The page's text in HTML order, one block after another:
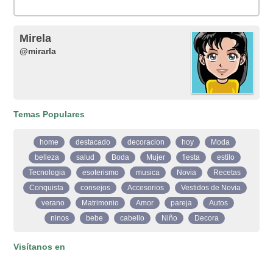
Mirela
@mirarla
Temas Populares
home destacado decoracion hoy
Moda
belleza
salud Boda Mujer fiesta
estilo
Tecnologia
esoterismo musica Novia
Recetas
Conquista
consejos Accesorios
Vestidos de Novia
verano
Matrimonio Amor pareja
Autos
ninos
bebe cabello Niño Decora
Visítanos en